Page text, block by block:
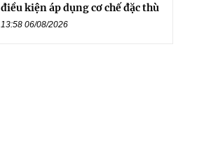
điều kiện áp dụng cơ chế đặc thù
13:58 06/08/2026